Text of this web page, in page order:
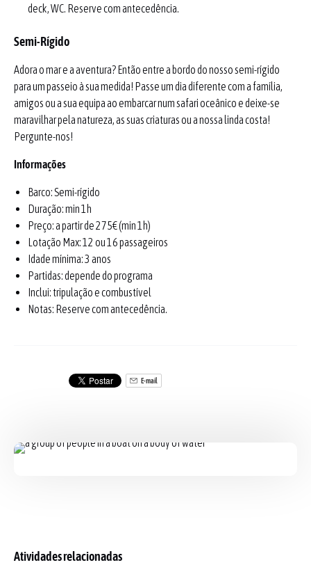
deck, WC. Reserve com antecedência.
Semi-Rígido
Adora o mar e a aventura? Então entre a bordo do nosso semi-rígido
para um passeio à sua medida! Passe um dia diferente com a família,
amigos ou a sua equipa ao embarcar num safari oceânico e deixe-se
maravilhar pela natureza, as suas criaturas ou a nossa linda costa!
Pergunte-nos!
Informações
Barco: Semi-rígido
Duração: min 1h
Preço: a partir de 275€ (min 1h)
Lotação Max: 12 ou 16 passageiros
Idade mínima: 3 anos
Partidas: depende do programa
Inclui: tripulação e combustível
Notas: Reserve com antecedência.
E-mail
Atividades relacionadas